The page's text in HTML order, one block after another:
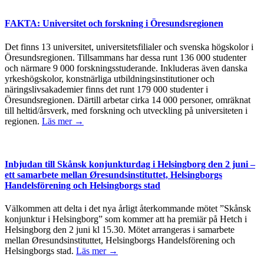
FAKTA: Universitet och forskning i Öresundsregionen
Det finns 13 universitet, universitetsfilialer och svenska högskolor i
Öresundsregionen. Tillsammans har dessa runt 136 000 studenter
och närmare 9 000 forskningsstuderande. Inkluderas även danska
yrkeshögskolor, konstnärliga utbildningsinstitutioner och
näringslivsakademier finns det runt 179 000 studenter i
Öresundsregionen. Därtill arbetar cirka 14 000 personer, omräknat
till heltid/årsverk, med forskning och utveckling på universiteten i
regionen. Läs mer →
Inbjudan till Skånsk konjunkturdag i Helsingborg den 2 juni –
ett samarbete mellan Øresundsinstituttet, Helsingborgs
Handelsförening och Helsingborgs stad
Välkommen att delta i det nya årligt återkommande mötet ”Skånsk
konjunktur i Helsingborg” som kommer att ha premiär på Hetch i
Helsingborg den 2 juni kl 15.30. Mötet arrangeras i samarbete
mellan Øresundsinstituttet, Helsingborgs Handelsförening och
Helsingborgs stad. Läs mer →